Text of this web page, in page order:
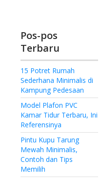
Pos-pos
Terbaru
15 Potret Rumah
Sederhana Minimalis di
Kampung Pedesaan
Model Plafon PVC
Kamar Tidur Terbaru, Ini
Referensinya
Pintu Kupu Tarung
Mewah Minimalis,
Contoh dan Tips
Memilih